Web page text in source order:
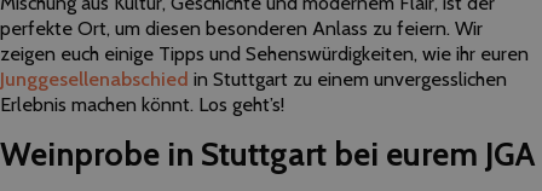
perfekte Ort, um diesen besonderen Anlass zu feiern. Wir
zeigen euch einige Tipps und Sehenswürdigkeiten, wie ihr euren
Junggesellenabschied in Stuttgart zu einem unvergesslichen
Erlebnis machen könnt. Los geht’s!
Weinprobe in Stuttgart bei eurem JGA